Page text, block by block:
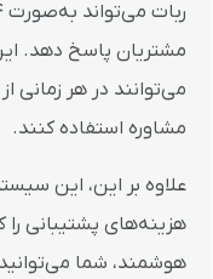
مشتریان پاسخ دهد.
می‌توانند در هر زمانی
مشاوره استفاده کنند.
علاوه بر این، این
هزینه‌های پشتیبانی
هوشمند، شما